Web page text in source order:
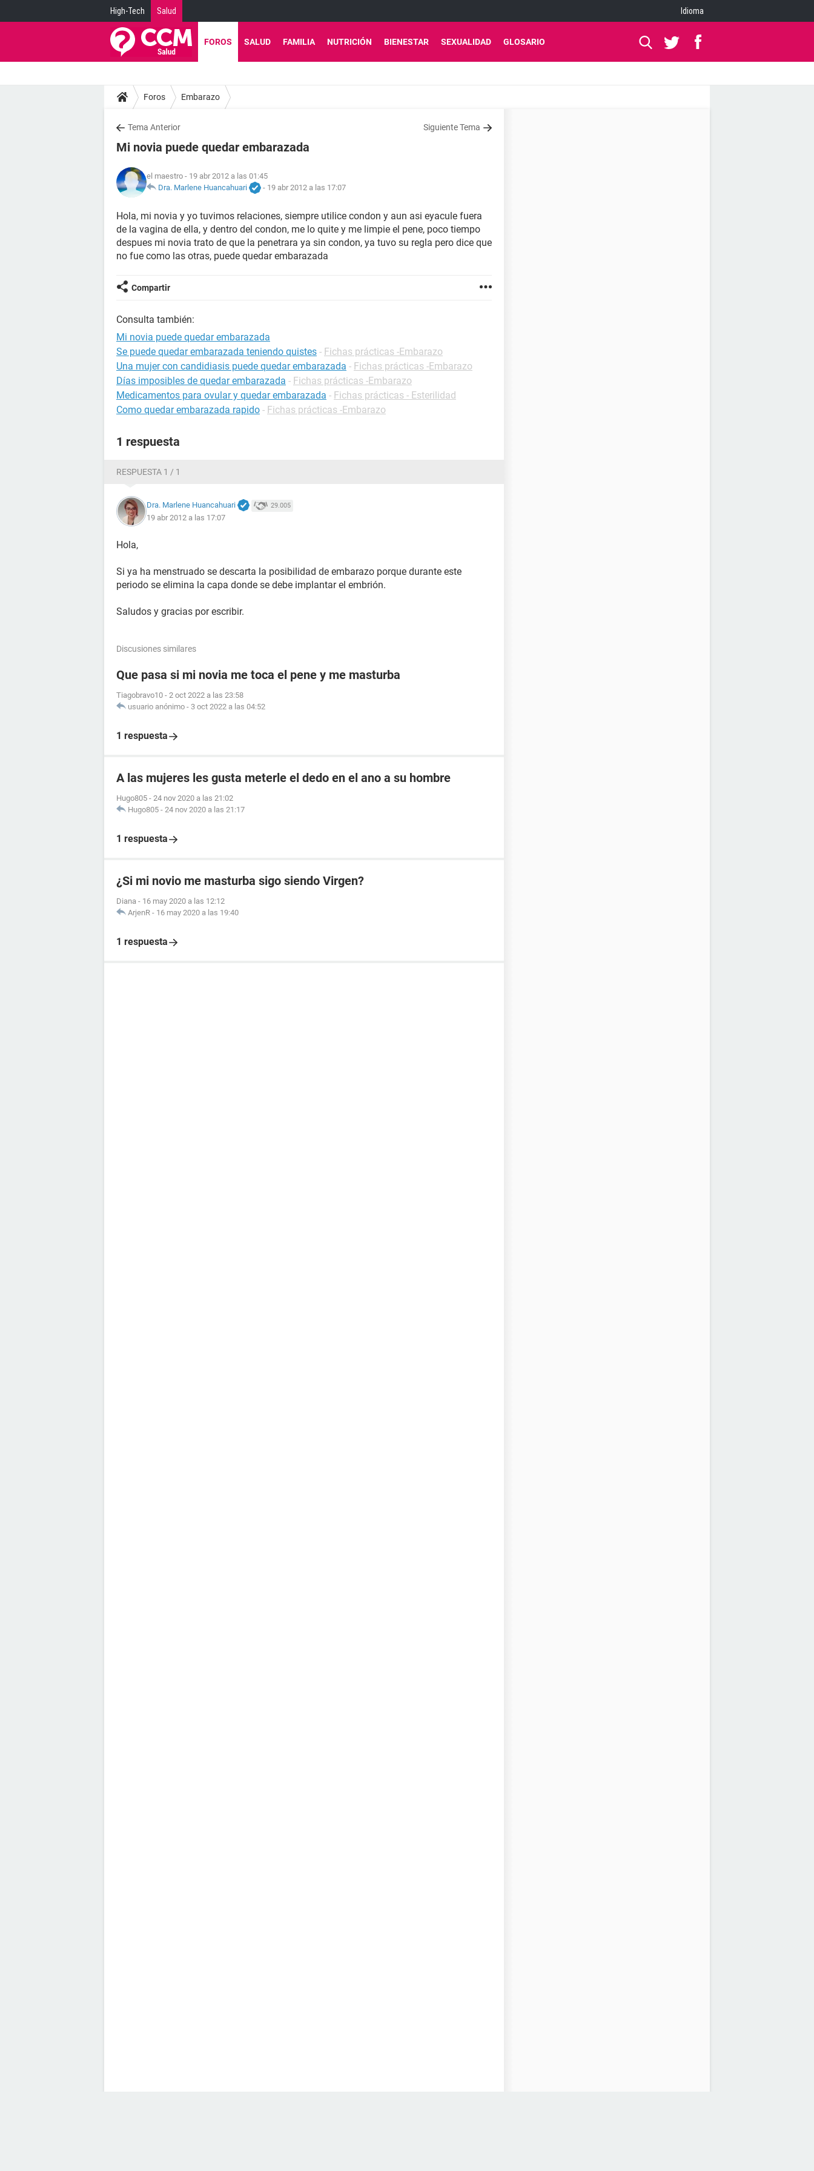
High-Tech Salud Idioma
FOROS SALUD FAMILIA NUTRICIÓN BIENESTAR SEXUALIDAD GLOSARIO
Foros Embarazo
Tema Anterior Siguiente Tema
Mi novia puede quedar embarazada
el maestro - 19 abr 2012 a las 01:45
Dra. Marlene Huancahuari
- 19 abr 2012 a las 17:07
Hola, mi novia y yo tuvimos relaciones, siempre utilice condon y aun asi eyacule fuera
de la vagina de ella, y dentro del condon, me lo quite y me limpie el pene, poco tiempo
despues mi novia trato de que la penetrara ya sin condon, ya tuvo su regla pero dice que
no fue como las otras, puede quedar embarazada
Compartir
Consulta también:
Mi novia puede quedar embarazada
Se puede quedar embarazada teniendo quistes - Fichas prácticas -Embarazo
Una mujer con candidiasis puede quedar embarazada - Fichas prácticas -Embarazo
Días imposibles de quedar embarazada - Fichas prácticas -Embarazo
Medicamentos para ovular y quedar embarazada - Fichas prácticas - Esterilidad
Como quedar embarazada rapido - Fichas prácticas -Embarazo
1 respuesta
RESPUESTA 1 / 1
Dra. Marlene Huancahuari 29.005
19 abr 2012 a las 17:07
Hola,
Si ya ha menstruado se descarta la posibilidad de embarazo porque durante este
periodo se elimina la capa donde se debe implantar el embrión.
Saludos y gracias por escribir.
Discusiones similares
Que pasa si mi novia me toca el pene y me masturba
Tiagobravo10 - 2 oct 2022 a las 23:58
usuario anónimo - 3 oct 2022 a las 04:52
1 respuesta
A las mujeres les gusta meterle el dedo en el ano a su hombre
Hugo805 - 24 nov 2020 a las 21:02
Hugo805 - 24 nov 2020 a las 21:17
1 respuesta
¿Si mi novio me masturba sigo siendo Virgen?
Diana - 16 may 2020 a las 12:12
ArjenR - 16 may 2020 a las 19:40
1 respuesta